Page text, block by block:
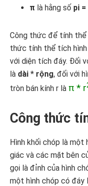
π là hằng số pi =
Công thức để tính
thức tính thể tích hình
với diện tích đáy. Đối
là dài * rộng, đối với
tròn bán kính r là π * r
Công thức
Hình khối chóp là một
giác và các mặt bên
gọi là đỉnh của hình
một hình chóp có đáy